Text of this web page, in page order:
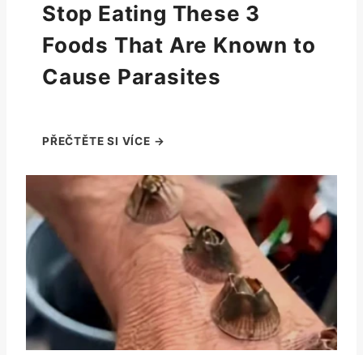
Stop Eating These 3
Foods That Are Known to
Cause Parasites